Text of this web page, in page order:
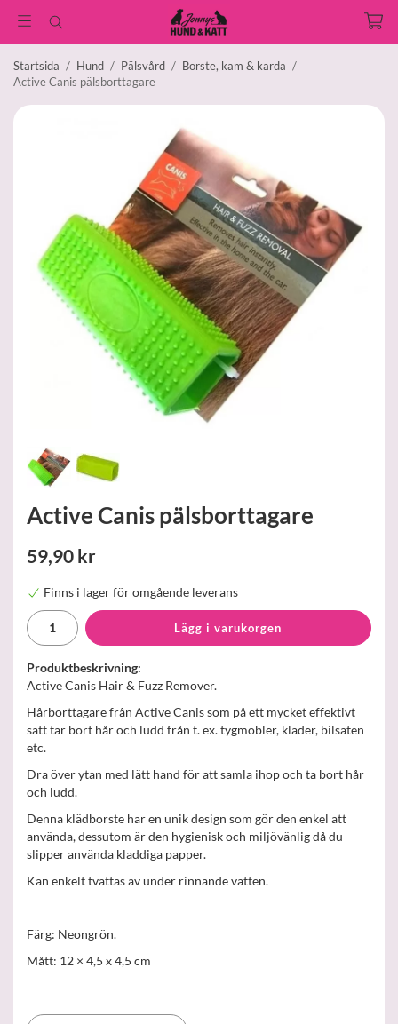
Startsida / Hund / Pälsvård / Borste, kam & karda /
Active Canis pälsborttagare
Active Canis pälsborttagare
59,90 kr
Finns i lager för omgående leverans
Lägg i varukorgen
Produktbeskrivning:
Active Canis Hair & Fuzz Remover.
Hårborttagare från Active Canis som på ett mycket effektivt
sätt tar bort hår och ludd från t. ex. tygmöbler, kläder, bilsäten
etc.
Dra över ytan med lätt hand för att samla ihop och ta bort hår
och ludd.
Denna klädborste har en unik design som gör den enkel att
använda, dessutom är den hygienisk och miljövänlig då du
slipper använda kladdiga papper.
Kan enkelt tvättas av under rinnande vatten.
Färg: Neongrön.
Mått: 12 × 4,5 x 4,5 cm